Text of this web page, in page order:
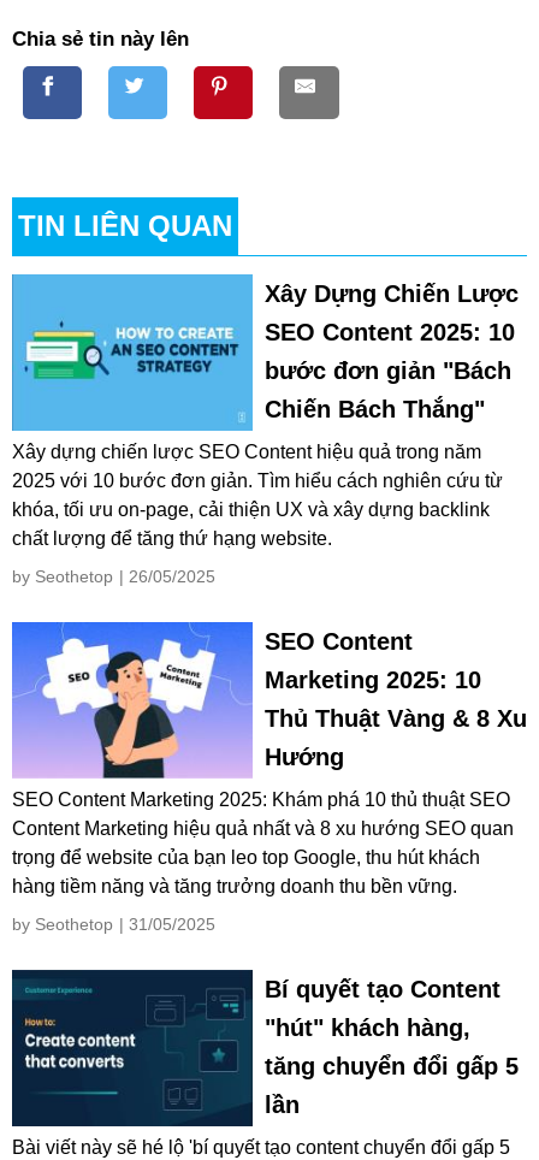
Chia sẻ tin này lên
TIN LIÊN QUAN
Xây Dựng Chiến Lược
SEO Content 2025: 10
bước đơn giản "Bách
Chiến Bách Thắng"
Xây dựng chiến lược SEO Content hiệu quả trong năm
2025 với 10 bước đơn giản. Tìm hiểu cách nghiên cứu từ
khóa, tối ưu on-page, cải thiện UX và xây dựng backlink
chất lượng để tăng thứ hạng website.
by Seothetop | 26/05/2025
SEO Content
Marketing 2025: 10
Thủ Thuật Vàng & 8 Xu
Hướng
SEO Content Marketing 2025: Khám phá 10 thủ thuật SEO
Content Marketing hiệu quả nhất và 8 xu hướng SEO quan
trọng để website của bạn leo top Google, thu hút khách
hàng tiềm năng và tăng trưởng doanh thu bền vững.
by Seothetop | 31/05/2025
Bí quyết tạo Content
"hút" khách hàng,
tăng chuyển đổi gấp 5
lần
Bài viết này sẽ hé lộ 'bí quyết tạo content chuyển đổi gấp 5